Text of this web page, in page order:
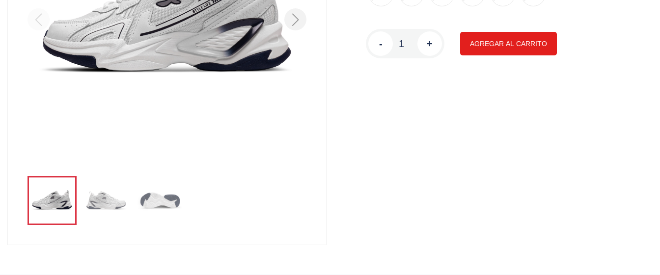
- + AGREGAR AL CARRITO